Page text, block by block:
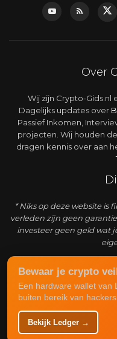
Over
Wij zijn Crypto-Gids.nl
Dagelijks updates over
Passief Inkomen,
projecten. Wij houden
dragen kennis over aan
* Niks op deze website is
verleden zijn geen
investeer geen geld wat
Crypto-gids.nl is een
actuele informatie over
mogelijk om bij ons te
doelgroep te bereiken.
Bewaar je crypto
Een hardware wallet van
buiten bereik van hackers.
Bekijk Ledger →